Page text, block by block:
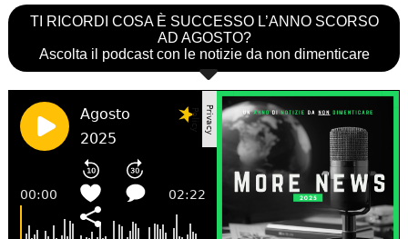
TI RICORDI COSA È SUCCESSO L’ANNO SCORSO
AD AGOSTO?
Ascolta il podcast con le notizie da non dimenticare